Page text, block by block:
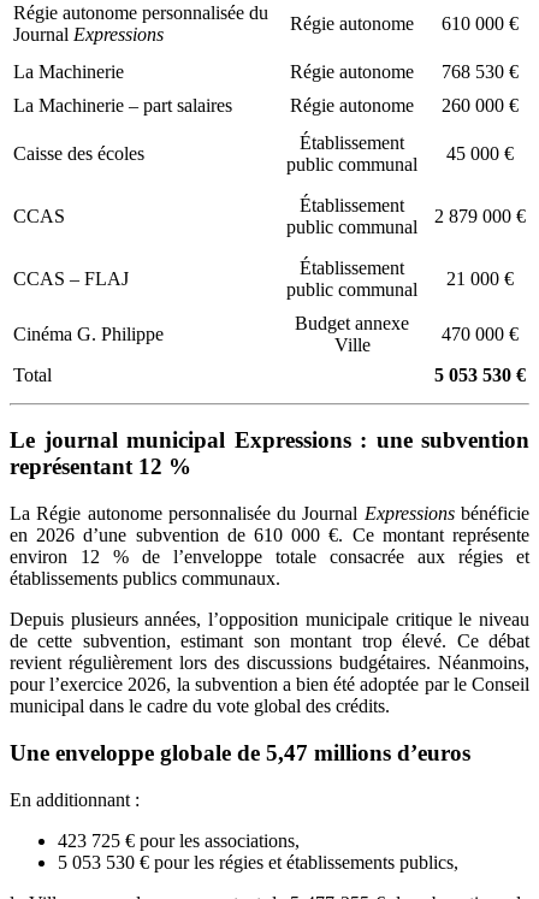
Régie autonome personnalisée du
Journal Expressions
Régie autonome 610 000 €
La Machinerie Régie autonome
768 530 €
La Machinerie – part salaires
Régie autonome 260 000 €
Caisse des écoles
Établissement
public communal
45 000 €
CCAS
Établissement
public communal
2 879 000 €
CCAS – FLAJ
Établissement
public communal
21 000 €
Cinéma G. Philippe
Budget annexe
Ville
470 000 €
Total
5 053 530 €
Le journal municipal Expressions : une subvention
représentant 12 %
La Régie autonome personnalisée du Journal Expressionsbénéficie
en 2026 d’une subvention de 610 000 €. Ce montant représente
environ 12 % de l’enveloppe totale consacrée aux régies et
établissements publics communaux.
Depuis plusieurs années, l’opposition municipale critique le niveau
de cette subvention, estimant son montant trop élevé. Ce débat
revient régulièrement lors des discussions budgétaires. Néanmoins,
pour l’exercice 2026, la subvention a bien été adoptée par le Conseil
municipal dans le cadre du vote global des crédits.
Une enveloppe globale de 5,47 millions d’euros
En additionnant :
423 725 € pour les associations,
5 053 530 € pour les régies et établissements publics,